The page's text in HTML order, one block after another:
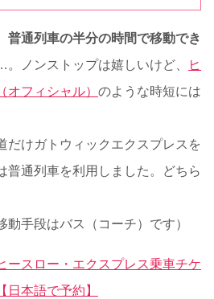
普通列車の半分の時間で移動でき
。ノンストップは嬉しいけど、
ヒ
オフィシャル） のような時短には
だけガトウィックエクスプレスを
普通列車を利用しました。どちら
動手段はバス（コーチ）です）
ースロー・エクスプレス乗車チケ
日本語で予約】